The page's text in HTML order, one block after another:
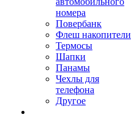
номера
Повербанк
Флеш накопители
Термосы
Шапки
Панамы
Чехлы для
телефона
Другое